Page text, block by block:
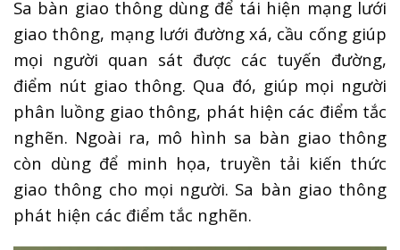
Sa bàn giao thông dùng để tái hiện mạng lưới
giao thông, mạng lưới đường xá, cầu cống giúp
mọi người quan sát được các tuyến đường,
điểm nút giao thông. Qua đó, giúp mọi người
phân luồng giao thông, phát hiện các điểm tắc
nghẽn. Ngoài ra, mô hình sa bàn giao thông
còn dùng để minh họa, truyền tải kiến thức
giao thông cho mọi người. Sa bàn giao thông
phát hiện các điểm tắc nghẽn.